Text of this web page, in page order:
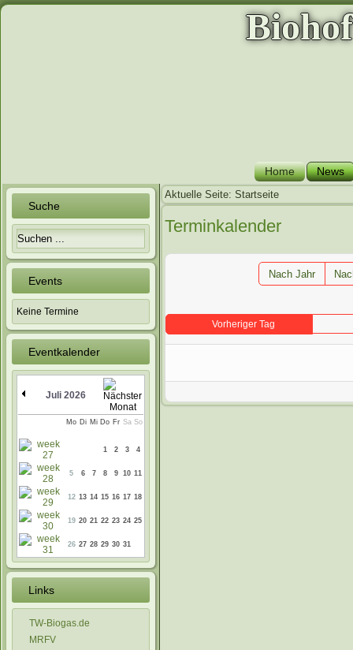
Home News
Suche
Events
Keine Termine
Eventkalender
Juli 2026
Mo Di Mi Do Fr Sa So
1 2 3 4
5 6 7 8 9 10 11
12 13 14 15 16 17 18
19 20 21 22 23 24 25
26 27 28 29 30 31
Links
TW-Biogas.de
MRFV
Aktuelle Seite: Startseite
Terminkalender
Nach Jahr
Vorheriger Tag